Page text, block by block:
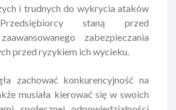
i trudnych do wykrycia ataków
staną przed
zabezpieczania
przed ryzykiem ich wycieku.
zachować konkurencyjność na
musiała kierować się w swoich